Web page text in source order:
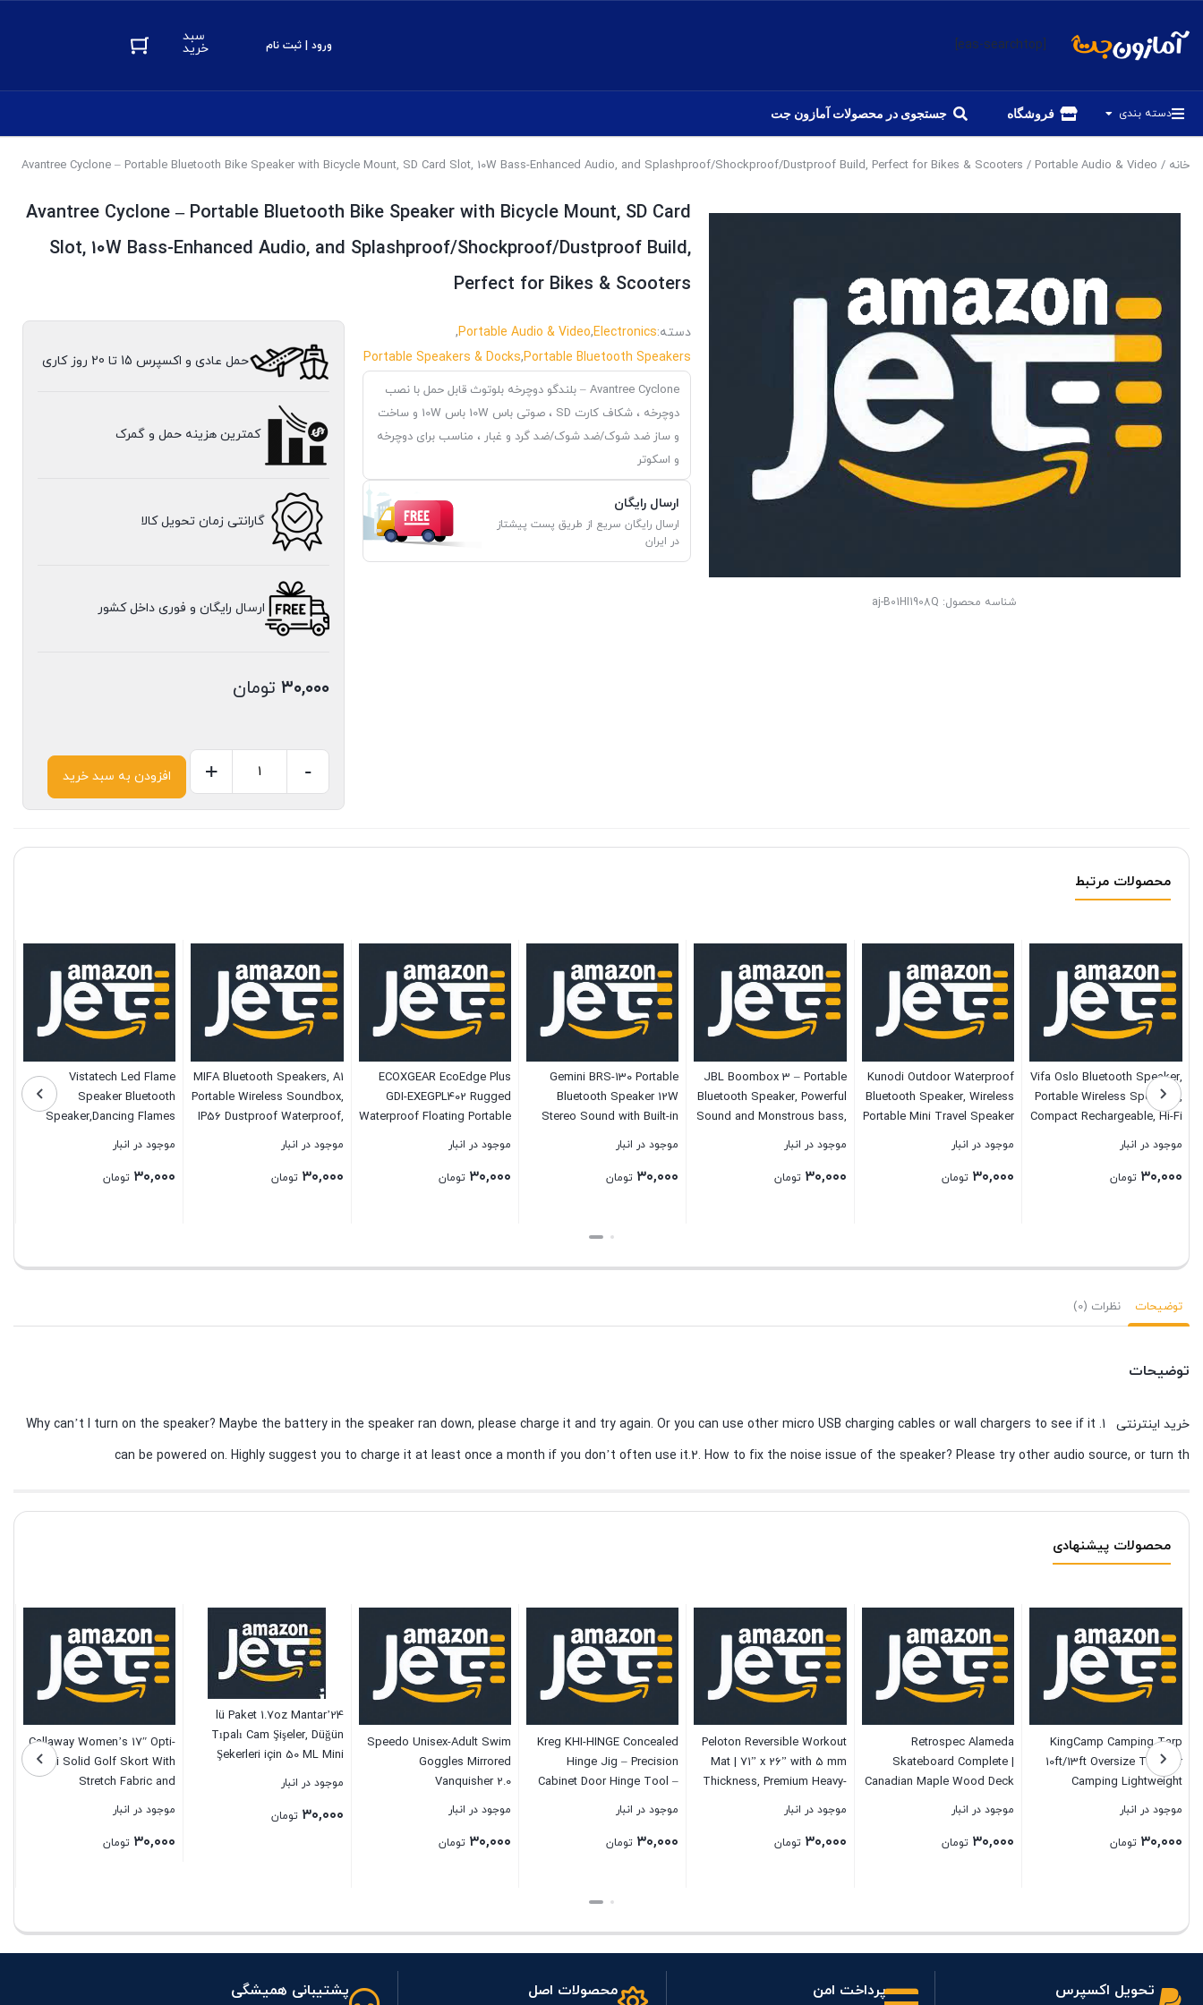
[eas-searchtop] ورود | ثبت نام
سبد
خرید
دسته بندی فروشگاه جستجوی در محصولات آمازون جت
خانه /
Portable Audio & Video
/ Avantree Cyclone – Portable Bluetooth Bike Speaker with Bicycle Mount, SD Card Slot, 10W Bass-Enhanced Audio, and Splashproof/Shockproof/Dustproof Build, Perfect for Bikes & Scooters
شناسه محصول: aj-B01HI1908Q
Avantree Cyclone – Portable Bluetooth Bike Speaker with Bicycle Mount, SD Card
Slot, 10W Bass-Enhanced Audio, and Splashproof/Shockproof/Dustproof Build,
Perfect for Bikes & Scooters
دسته:Electronics
,
Portable Audio & Video
,
Portable Bluetooth Speakers
,
Portable Speakers & Docks
Avantree Cyclone – بلندگو دوچرخه بلوتوث قابل حمل با نصب
دوچرخه ، شکاف کارت SD ، صوتی باس 10W باس 10W و ساخت
و ساز ضد شوک/ضد شوک/ضد گرد و غبار ، مناسب برای دوچرخه
و اسکوتر
ارسال رایگان
ارسال رایگان سریع از طریق پست پیشتاز
در ایران
حمل عادی و اکسپرس 15 تا 20 روز کاری
کمترین هزینه حمل و گمرک
گارانتی زمان تحویل کالا
ارسال رایگان و فوری داخل کشور
۳۰,۰۰۰ تومان
-
+ افزودن به سبد خرید
محصولات مرتبط
Vifa Oslo Bluetooth Speaker,
Portable Wireless Speakers,
Compact Rechargeable, Hi-Fi
Audio, Xmas Gift, Deep Bass
Outdoor Party (Pine Green)
موجود در انبار
۳۰,۰۰۰ تومان
Kunodi Outdoor Waterproof
Bluetooth Speaker, Wireless
Portable Mini Travel Speaker
with Subwoofer, Enhanced
Pool, Beach, Hiking,
موجود در انبار
۳۰,۰۰۰ تومان
JBL Boombox 3 – Portable
Bluetooth Speaker, Powerful
Sound and Monstrous bass,
IPX7 Waterproof, 24 Hours
PartyBoost for Speaker
موجود در انبار
۳۰,۰۰۰ تومان
Gemini BRS-130 Portable
Bluetooth Speaker 12W
Stereo Sound with Built-in
Mic and Battery, USB/SD
Input, Wireless Speaker for
موجود در انبار
۳۰,۰۰۰ تومان
ECOXGEAR EcoEdge Plus
GDI-EXEGPL402 Rugged
Waterproof Floating Portable
Bluetooth Wireless 20 Watt
Opener and LED Party Lights
موجود در انبار
۳۰,۰۰۰ تومان
MIFA Bluetooth Speakers, A1
Portable Wireless Soundbox,
IP56 Dustproof Waterproof,
12-Hour Playtime, Built-in Mic,
Sound Enhanced Bass,
موجود در انبار
۳۰,۰۰۰ تومان
Vistatech Led Flame
Speaker Bluetooth
Speaker,Dancing Flames
Outdoor Indoor Portable
Atmosphere Light USB
موجود در انبار
۳۰,۰۰۰ تومان
توضیحات نظرات (0)
توضیحات
خرید اینترنتی 1. Why can’t I turn on the speaker? Maybe the battery in the speaker ran down, please charge it and try again. Or you can use other micro USB charging cables or wall chargers to see if it
can be powered on. Highly suggest you to charge it at least once a month if you don’t often use it.2. How to fix the noise issue of the speaker? Please try other audio source, or turn th
محصولات پیشنهادی
KingCamp Camping Tarp
10ft/13ft Oversize Tarp for
Camping Lightweight
Silver Coating UPF50+ UV
موجود در انبار
۳۰,۰۰۰ تومان
Retrospec Alameda
Skateboard Complete |
Canadian Maple Wood Deck
Cruising, Carving & Downhill
موجود در انبار
۳۰,۰۰۰ تومان
Peloton Reversible Workout
Mat | 71” x 26” with 5 mm
Thickness, Premium Heavy-
موجود در انبار
۳۰,۰۰۰ تومان
Kreg KHI-HINGE Concealed
Hinge Jig – Precision
Cabinet Door Hinge Tool –
Installation – Adjustable
موجود در انبار
۳۰,۰۰۰ تومان
Speedo Unisex-Adult Swim
Goggles Mirrored
Vanquisher 2.0
موجود در انبار
۳۰,۰۰۰ تومان
24’lü Paket 1.7oz Mantar
Tıpalı Cam Şişeler, Düğün
Şekerleri için 50 ML Mini
Küçük Cam Şişeler, El
Parti Hediyeleri
موجود در انبار
۳۰,۰۰۰ تومان
Callaway Women’s 17″ Opti-
Dri Solid Golf Skort With
Stretch Fabric and
موجود در انبار
۳۰,۰۰۰ تومان
تحویل اکسپرس پرداخت امن محصولات اصل پشتیبانی همیشگی